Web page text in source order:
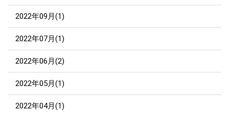
2022年09月(1)
2022年07月(1)
2022年06月(2)
2022年05月(1)
2022年04月(1)